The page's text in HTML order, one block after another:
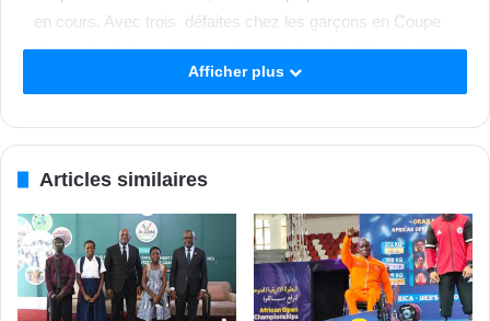
en cours. Avec trois défaites chez les garçons en Coupe
du monde et deux défaites et un nul chez les filles , le DTN
a reconnu des résultats. Toutefois il a rappelé que le score
développement durable
Afficher plus
Articles similaires